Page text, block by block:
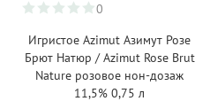
0
Игристое Azimut Азимут Розе
Брют Натюр / Azimut Rose Brut
Nature розовое нон-дозаж
11,5% 0,75 л